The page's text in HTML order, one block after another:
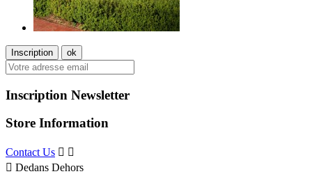
Inscription Newsletter
Store Information
Contact Us  
 Dedans Dehors